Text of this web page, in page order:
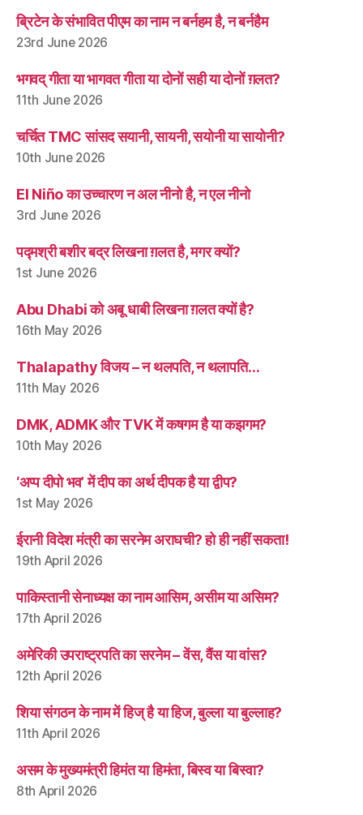
ब्रिटेन के संभावित पीएम का नाम न बर्नहम है, न बर्नहैम
23rd June 2026
भगवद् गीता या भागवत गीता या दोनों सही या दोनों ग़लत?
11th June 2026
चर्चित TMC सांसद सयानी, सायनी, सयोनी या सायोनी?
10th June 2026
El Niño का उच्चारण न अल नीनो है, न एल नीनो
3rd June 2026
पद्मश्री बशीर बद्र लिखना ग़लत है, मगर क्यों?
1st June 2026
Abu Dhabi को अबू धाबी लिखना ग़लत क्यों है?
16th May 2026
Thalapathy विजय – न थलपति, न थलापति…
11th May 2026
DMK, ADMK और TVK में कषगम है या कझगम?
10th May 2026
‘अप्प दीपो भव’ में दीप का अर्थ दीपक है या द्वीप?
1st May 2026
ईरानी विदेश मंत्री का सरनेम अराघची? हो ही नहीं सकता!
19th April 2026
पाकिस्तानी सेनाध्यक्ष का नाम आसिम, असीम या असिम?
17th April 2026
अमेरिकी उपराष्ट्रपति का सरनेम – वेंस, वैंस या वांस?
12th April 2026
शिया संगठन के नाम में हिज् है या हिज, बुल्ला या बुल्लाह?
11th April 2026
असम के मुख्यमंत्री हिमंत या हिमंता, बिस्व या बिस्वा?
8th April 2026